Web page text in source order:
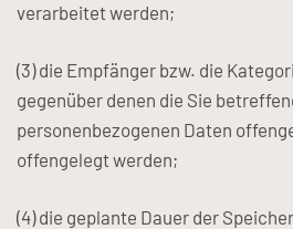
verarbeitet werden;
(3) die Empfänger bzw. die
gegenüber denen die Sie
personenbezogenen Daten
offengelegt werden;
(4) die geplante Dauer der